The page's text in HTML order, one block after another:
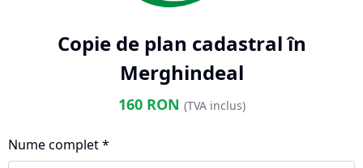
Copie de plan cadastral în
Merghindeal
160RON (TVA inclus)
Nume complet *